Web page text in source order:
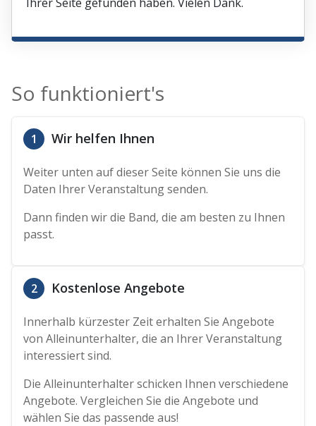
So funktioniert's
1 Wir helfen Ihnen
Weiter unten auf dieser Seite können Sie uns die
Daten Ihrer Veranstaltung senden.
Dann finden wir die Band, die am besten zu Ihnen
passt.
2 Kostenlose Angebote
Innerhalb kürzester Zeit erhalten Sie Angebote
von Alleinunterhalter, die an Ihrer Veranstaltung
interessiert sind.
Die Alleinunterhalter schicken Ihnen verschiedene
Angebote. Vergleichen Sie die Angebote und
wählen Sie das passende aus!